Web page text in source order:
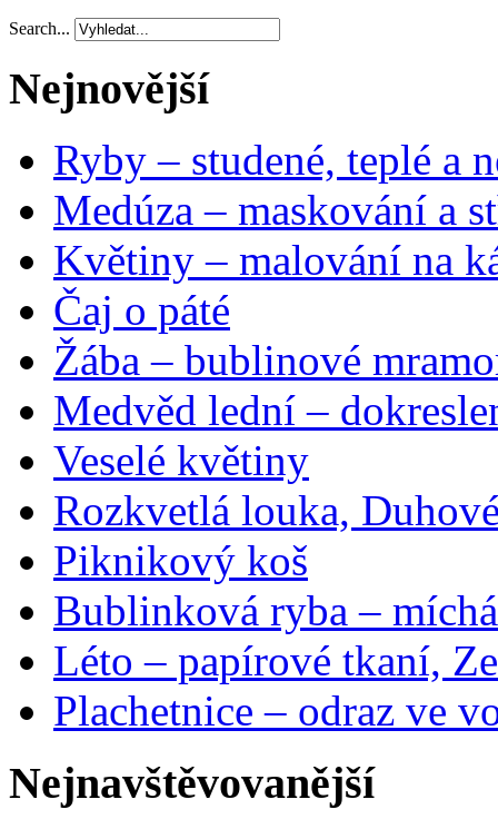
Search...
Nejnovější
Ryby – studené, teplé a
Medúza – maskování a
Květiny – malování na
Čaj o páté
Žába – bublinové
Medvěd lední –
Veselé květiny
Rozkvetlá louka,
Piknikový koš
Bublinková ryba –
Léto – papírové tkaní,
Plachetnice – odraz ve
Nejnavštěvovanější